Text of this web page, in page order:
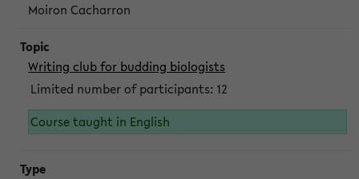
Moiron Cacharron
Writing club for budding biologists
Limited number of participants: 12
Course taught in English